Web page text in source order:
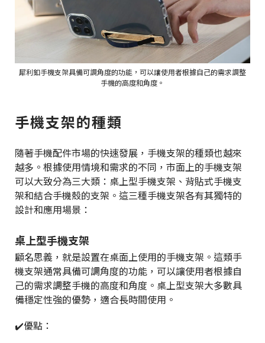
犀利釦手機支架具備可調角度的功能，可以讓使用者根據自己的需求調整
手機的高度和角度。
手機支架的種類
隨著手機配件市場的快速發展，手機支架的種類也越來
越多。根據使用情境和需求的不同，市面上的手機支架
可以大致分為三大類：桌上型手機支架、背貼式手機支
架和結合手機殼的支架。這三種手機支架各有其獨特的
設計和應用場景：
桌上型手機支架
顧名思義，就是設置在桌面上使用的手機支架。這類手
機支架通常具備可調角度的功能，可以讓使用者根據自
己的需求調整手機的高度和角度。桌上型支架大多數具
備穩定性強的優勢，適合長時間使用。
✔️優點：